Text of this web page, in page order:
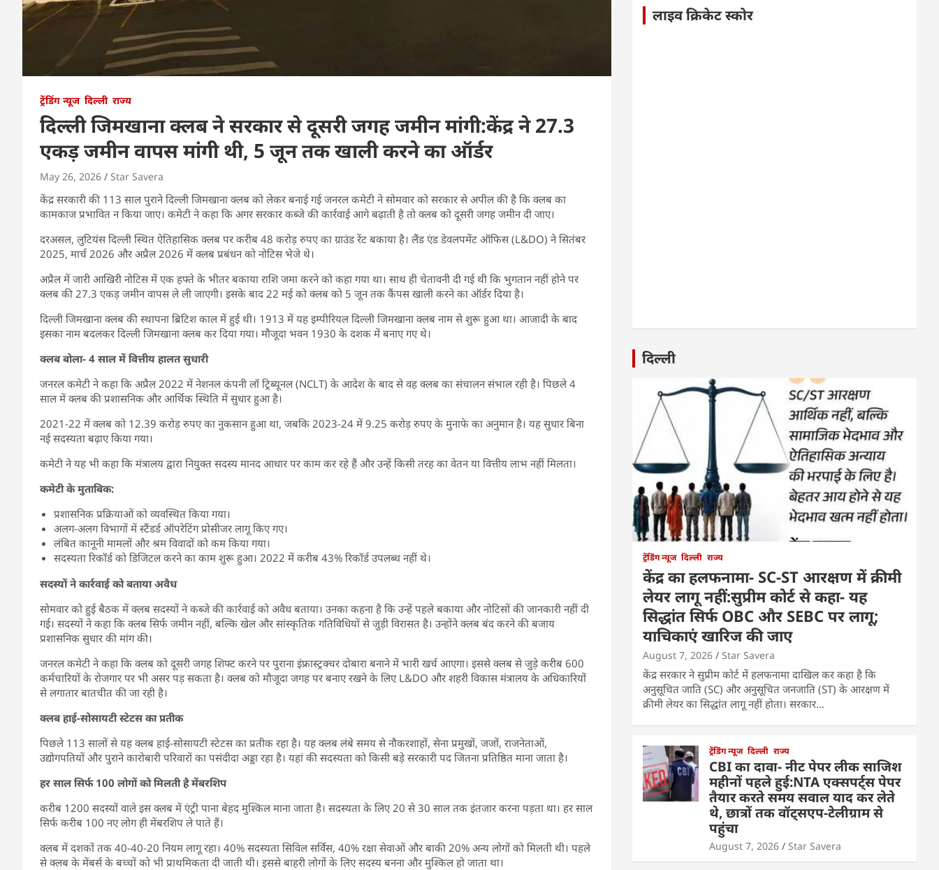
ट्रेंडिंग न्यूज दिल्ली राज्य
दिल्ली जिमखाना क्लब ने सरकार से दूसरी जगह जमीन मांगी:केंद्र ने 27.3
एकड़ जमीन वापस मांगी थी, 5 जून तक खाली करने का ऑर्डर
May 26, 2026 Star Savera
केंद्र सरकारी की 113 साल पुराने दिल्ली जिमखाना क्लब को लेकर बनाई गई जनरल कमेटी ने सोमवार को सरकार से अपील की है कि क्लब का
कामकाज प्रभावित न किया जाए। कमेटी ने कहा कि अगर सरकार कब्जे की कार्रवाई आगे बढ़ाती है तो क्लब को दूसरी जगह जमीन दी जाए।
दरअसल, लुटियंस दिल्ली स्थित ऐतिहासिक क्लब पर करीब 48 करोड़ रुपए का ग्राउंड रेंट बकाया है। लैंड एंड डेवलपमेंट ऑफिस (L&DO) ने सितंबर
2025, मार्च 2026 और अप्रैल 2026 में क्लब प्रबंधन को नोटिस भेजे थे।
अप्रैल में जारी आखिरी नोटिस में एक हफ्ते के भीतर बकाया राशि जमा करने को कहा गया था। साथ ही चेतावनी दी गई थी कि भुगतान नहीं होने पर
क्लब की 27.3 एकड़ जमीन वापस ले ली जाएगी। इसके बाद 22 मई को क्लब को 5 जून तक कैंपस खाली करने का ऑर्डर दिया है।
दिल्ली जिमखाना क्लब की स्थापना ब्रिटिश काल में हुई थी। 1913 में यह इम्पीरियल दिल्ली जिमखाना क्लब नाम से शुरू हुआ था। आजादी के बाद
इसका नाम बदलकर दिल्ली जिमखाना क्लब कर दिया गया। मौजूदा भवन 1930 के दशक में बनाए गए थे।
क्लब बोला- 4 साल में वित्तीय हालत सुधारी
जनरल कमेटी ने कहा कि अप्रैल 2022 में नेशनल कंपनी लॉ ट्रिब्यूनल (NCLT) के आदेश के बाद से वह क्लब का संचालन संभाल रही है। पिछले 4
साल में क्लब की प्रशासनिक और आर्थिक स्थिति में सुधार हुआ है।
2021-22 में क्लब को 12.39 करोड़ रुपए का नुकसान हुआ था, जबकि 2023-24 में 9.25 करोड़ रुपए के मुनाफे का अनुमान है। यह सुधार बिना
नई सदस्यता बढ़ाए किया गया।
कमेटी ने यह भी कहा कि मंत्रालय द्वारा नियुक्त सदस्य मानद आधार पर काम कर रहे हैं और उन्हें किसी तरह का वेतन या वित्तीय लाभ नहीं मिलता।
कमेटी के मुताबिक:
प्रशासनिक प्रक्रियाओं को व्यवस्थित किया गया।
अलग-अलग विभागों में स्टैंडर्ड ऑपरेटिंग प्रोसीजर लागू किए गए।
लंबित कानूनी मामलों और श्रम विवादों को कम किया गया।
सदस्यता रिकॉर्ड को डिजिटल करने का काम शुरू हुआ। 2022 में करीब 43% रिकॉर्ड उपलब्ध नहीं थे।
सदस्यों ने कार्रवाई को बताया अवैध
सोमवार को हुई बैठक में क्लब सदस्यों ने कब्जे की कार्रवाई को अवैध बताया। उनका कहना है कि उन्हें पहले बकाया और नोटिसों की जानकारी नहीं दी
गई। सदस्यों ने कहा कि क्लब सिर्फ जमीन नहीं, बल्कि खेल और सांस्कृतिक गतिविधियों से जुड़ी विरासत है। उन्होंने क्लब बंद करने की बजाय
प्रशासनिक सुधार की मांग की।
जनरल कमेटी ने कहा कि क्लब को दूसरी जगह शिफ्ट करने पर पुराना इंफ्रास्ट्रक्चर दोबारा बनाने में भारी खर्च आएगा। इससे क्लब से जुड़े करीब 600
कर्मचारियों के रोजगार पर भी असर पड़ सकता है। क्लब को मौजूदा जगह पर बनाए रखने के लिए L&DO और शहरी विकास मंत्रालय के अधिकारियों
से लगातार बातचीत की जा रही है।
क्लब हाई-सोसायटी स्टेटस का प्रतीक
पिछले 113 सालों से यह क्लब हाई-सोसायटी स्टेटस का प्रतीक रहा है। यह क्लब लंबे समय से नौकरशाहों, सेना प्रमुखों, जजों, राजनेताओं,
उद्योगपतियों और पुराने कारोबारी परिवारों का पसंदीदा अड्डा रहा है। यहां की सदस्यता को किसी बड़े सरकारी पद जितना प्रतिष्ठित माना जाता है।
हर साल सिर्फ 100 लोगों को मिलती है मेंबरशिप
करीब 1200 सदस्यों वाले इस क्लब में एंट्री पाना बेहद मुश्किल माना जाता है। सदस्यता के लिए 20 से 30 साल तक इंतजार करना पड़ता था। हर साल
सिर्फ करीब 100 नए लोग ही मेंबरशिप ले पाते हैं।
क्लब में दशकों तक 40-40-20 नियम लागू रहा। 40% सदस्यता सिविल सर्विस, 40% रक्षा सेवाओं और बाकी 20% अन्य लोगों को मिलती थी। पहले
से क्लब के मेंबर्स के बच्चों को भी प्राथमिकता दी जाती थी। इससे बाहरी लोगों के लिए सदस्य बनना और मुश्किल हो जाता था।
लाइव क्रिकेट स्कोर
दिल्ली
ट्रेंडिंग न्यूज दिल्ली राज्य
केंद्र का हलफनामा- SC-ST आरक्षण में क्रीमी
लेयर लागू नहीं:सुप्रीम कोर्ट से कहा- यह
सिद्धांत सिर्फ OBC और SEBC पर लागू;
याचिकाएं खारिज की जाए
August 7, 2026 Star Savera
केंद्र सरकार ने सुप्रीम कोर्ट में हलफनामा दाखिल कर कहा है कि
अनुसूचित जाति (SC) और अनुसूचित जनजाति (ST) के आरक्षण में
क्रीमी लेयर का सिद्धांत लागू नहीं होता। सरकार…
ट्रेंडिंग न्यूज दिल्ली राज्य
CBI का दावा- नीट पेपर लीक साजिश
महीनों पहले हुई:NTA एक्सपर्ट्स पेपर
तैयार करते समय सवाल याद कर लेते
थे, छात्रों तक वॉट्सएप-टेलीग्राम से
पहुंचा
August 7, 2026 Star Savera